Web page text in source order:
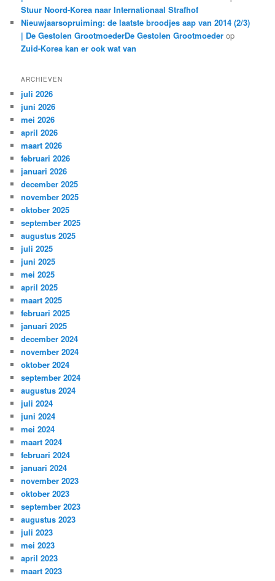
Stuur Noord-Korea naar Internationaal Strafhof
Nieuwjaarsopruiming: de laatste broodjes aap van 2014 (2/3)
| De Gestolen GrootmoederDe Gestolen Grootmoeder op
Zuid-Korea kan er ook wat van
ARCHIEVEN
juli 2026
juni 2026
mei 2026
april 2026
maart 2026
februari 2026
januari 2026
december 2025
november 2025
oktober 2025
september 2025
augustus 2025
juli 2025
juni 2025
mei 2025
april 2025
maart 2025
februari 2025
januari 2025
december 2024
november 2024
oktober 2024
september 2024
augustus 2024
juli 2024
juni 2024
mei 2024
maart 2024
februari 2024
januari 2024
november 2023
oktober 2023
september 2023
augustus 2023
juli 2023
mei 2023
april 2023
maart 2023